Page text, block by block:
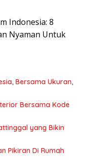
Indonesia: 8
Nyaman Untuk
Bersama Ukuran,
Bersama Kode
yang Bikin
Pikiran Di Rumah